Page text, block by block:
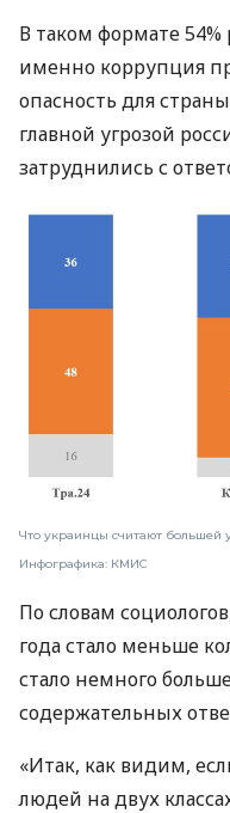
В таком формате
именно коррупция
опасность для
главной угрозой
затруднились с
Что украинцы считают большей
Инфографика: КМИС
По словам
года стало меньше
стало немного
содержательных
«Итак, как видим,
людей на двух